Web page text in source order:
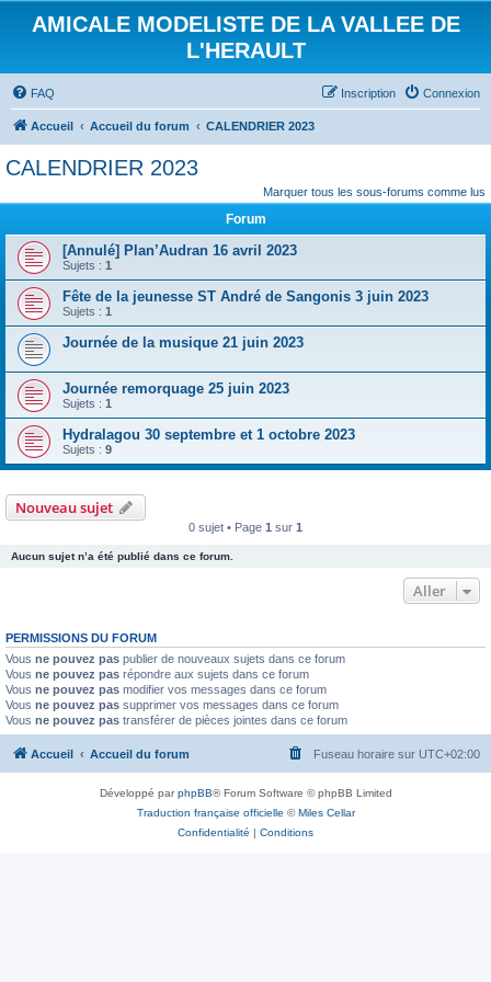
AMICALE MODELISTE DE LA VALLEE DE
L'HERAULT
FAQ Connexion
Inscription
Accueil Accueil du forum CALENDRIER 2023
CALENDRIER 2023
Marquer tous les sous-forums comme lus
Forum
[Annulé] Plan’Audran 16 avril 2023
Sujets : 1
Fête de la jeunesse ST André de Sangonis 3 juin 2023
Sujets : 1
Journée de la musique 21 juin 2023
Journée remorquage 25 juin 2023
Sujets : 1
Hydralagou 30 septembre et 1 octobre 2023
Sujets : 9
Nouveau sujet
0 sujet • Page 1 sur 1
Aucun sujet n’a été publié dans ce forum.
Aller
PERMISSIONS DU FORUM
Vous ne pouvez pas publier de nouveaux sujets dans ce forum
Vous ne pouvez pas répondre aux sujets dans ce forum
Vous ne pouvez pas modifier vos messages dans ce forum
Vous ne pouvez pas supprimer vos messages dans ce forum
Vous ne pouvez pas transférer de pièces jointes dans ce forum
Accueil Accueil du forum Fuseau horaire sur UTC+02:00
Développé parphpBB® Forum Software © phpBB Limited
Traduction française officielle ©Miles Cellar
Confidentialité | Conditions